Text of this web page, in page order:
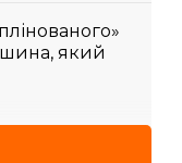
який